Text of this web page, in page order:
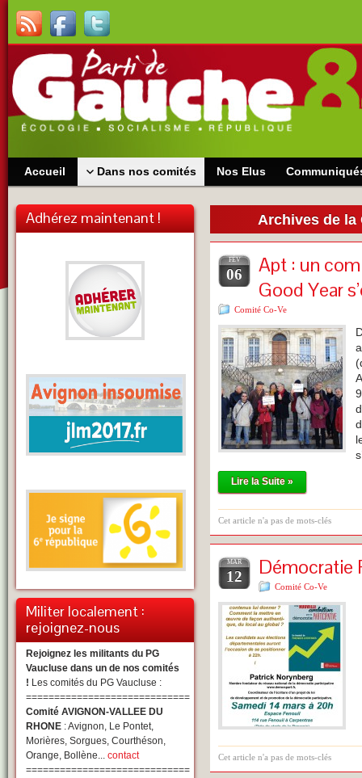
Accueil Dans nos comités Nos Elus
Adhérez maintenant !
Militer localement :
rejoignez-nous
Rejoignez les militants du PG
Vaucluse dans un de nos comités
! Les comités du PG Vaucluse :
=============================
Comité AVIGNON-VALLEE DU
RHONE : Avignon, Le Pontet,
Morières, Sorgues, Courthéson,
Orange, Bollène... contact
=============================
Archives de
FÉV
06
Apt : un
Good Year
Comité Co-Ve
Lire la Suite »
Cet article n'a pas de mots-clés
MAR
12 Démocratie
Comité Co-Ve
Cet article n'a pas de mots-clés